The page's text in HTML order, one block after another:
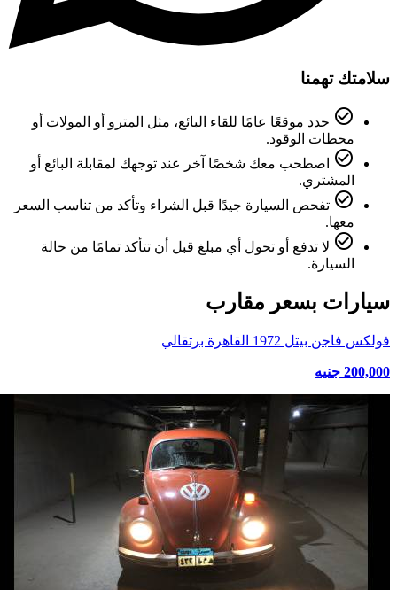
سلامتك تهمنا
check_circle_outline حدد موقعًا عامًا للقاء البائع، مثل المترو أو المولات أو
محطات الوقود.
check_circle_outline
اصطحب معك شخصًا آخر عند توجهك لمقابلة البائع أو
المشتري.
check_circle_outline تفحص السيارة جيدًا قبل الشراء وتأكد من تناسب السعر
معها.
check_circle_outline لا تدفع أو تحول أي مبلغ قبل أن تتأكد تمامًا من حالة
السيارة.
سيارات بسعر مقارب
فولكس فاجن بيتل 1972 القاهرة برتقالي
200,000 جنيه